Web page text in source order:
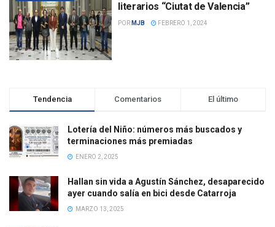
literarios “Ciutat de Valencia”
POR MJB FEBRERO 1, 2024
Tendencia Comentarios El último
Lotería del Niño: números más buscados y
terminaciones más premiadas
ENERO 2, 2025
Hallan sin vida a Agustín Sánchez, desaparecido
ayer cuando salía en bici desde Catarroja
MARZO 13, 2025